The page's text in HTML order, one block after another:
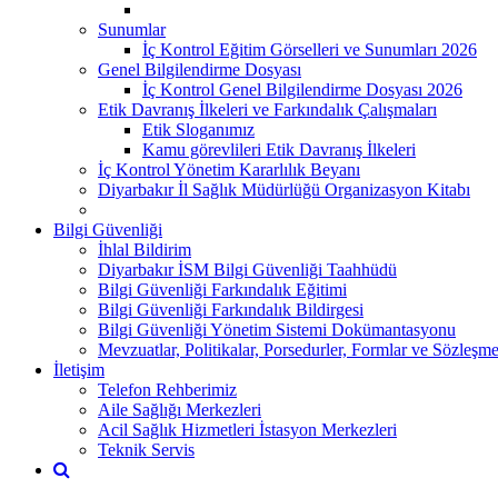
Sunumlar
İç Kontrol Eğitim Görselleri ve Sunumları 2026
Genel Bilgilendirme Dosyası
İç Kontrol Genel Bilgilendirme Dosyası 2026
Etik Davranış İlkeleri ve Farkındalık Çalışmaları
Etik Sloganımız
Kamu görevlileri Etik Davranış İlkeleri
İç Kontrol Yönetim Kararlılık Beyanı
Diyarbakır İl Sağlık Müdürlüğü Organizasyon Kitabı
Bilgi Güvenliği
İhlal Bildirim
Diyarbakır İSM Bilgi Güvenliği Taahhüdü
Bilgi Güvenliği Farkındalık Eğitimi
Bilgi Güvenliği Farkındalık Bildirgesi
Bilgi Güvenliği Yönetim Sistemi Dokümantasyonu
Mevzuatlar, Politikalar, Porsedurler, Formlar ve
İletişim
Telefon Rehberimiz
Aile Sağlığı Merkezleri
Acil Sağlık Hizmetleri İstasyon Merkezleri
Teknik Servis